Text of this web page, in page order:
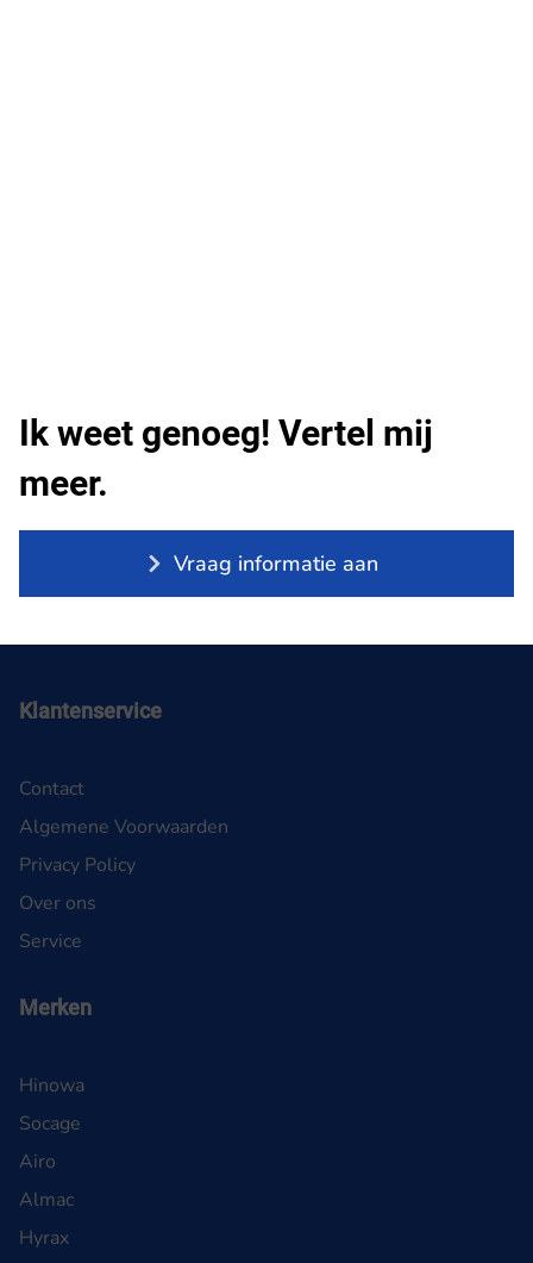
Ik weet genoeg! Vertel mij
meer.
Vraag informatie aan
Klantenservice
Contact
Algemene Voorwaarden
Privacy Policy
Over ons
Service
Merken
Hinowa
Socage
Airo
Almac
Hyrax